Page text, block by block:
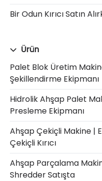
Bir Odun Kırıcı Satın
Ürün
Palet Blok Üretim
Şekillendirme Ekipmanı
Hidrolik Ahşap Palet
Presleme Ekipmanı
Ahşap Çekiçli Makine |
Çekiçli Kırıcı
Ahşap Parçalama
Shredder Satışta